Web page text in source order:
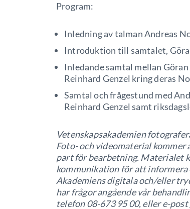
Program:
Inledning av talman Andreas
Introduktion till samtalet,
Inledande samtal mellan
Reinhard Genzel kring deras
Samtal och frågestund med
Reinhard Genzel samt
Vetenskapsakademien
Foto- och videomaterial
part för bearbetning. Materialet
kommunikation för att informera
Akademiens digitala och/eller
har frågor angående vår
telefon 08-673 95 00, eller e-post